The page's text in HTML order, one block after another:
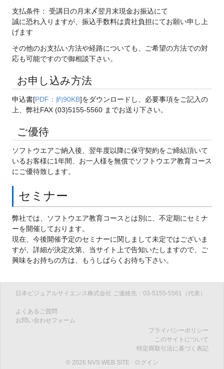
支払条件： 受講日の月末〆翌月末現金お振込にて
誠に恐れ入りますが、振込手数料は貴社負担にてお願い申し上
げます
その他のお支払い方法や経路についても、ご希望の方法での対
応も可能ですので御相談下さい。
お申し込み方法
申込書[PDF：約90KB]をダウンロードし、必要事項をご記入の
上、弊社FAX (03)5155-5560 までお送り下さい。
ご優待
ソフトウエアご納入後、翌年度以降に保守契約をご締結頂いて
いるお客様に1年間、お一人様を無償でソフトウエア教育コース
にご優待致します。
セミナー
弊社では、ソフトウエア教育コースとは別に、不定期にセミナ
ーを開催しております。
現在、今後開催予定のセミナーに関しまして未定ではございま
すが、詳細が決定次第、当サイト上で告知いたしますので、ご
興味をお持ちの方は、もうしばらくお待ち下さい。
日本ビジュアルサイエンス株式会社 ご連絡先：03-5155-5561（代表）
よくあるご質問
お問い合わせフォーム
プライバシーポリシー
このサイトについて
特定商取引法に基づく表記
© 2026 NVS WEB SITE · ログイン